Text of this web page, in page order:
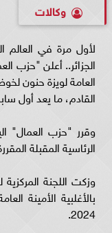
وكالات
لأول مرة في العالم
الجزائر.. أعلن "حزب
العامة لويزة حنون
القادم، ما يعد أول
وقرر "حزب العمال"
الرئاسية المقبلة
وزكت اللجنة
2024.